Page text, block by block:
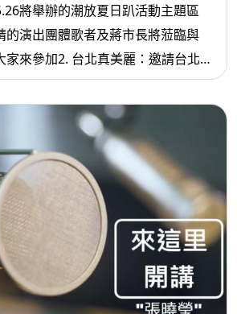
將舉辦的潮放夏日趴活動主題區
的演出團體歌者及蔣市長將蒞臨與
家來參加2. 台北真美麗：邀請台北
協會 呂映慈 理事長自即日起到舉辦
迎大家體會商圈的熱情及特色